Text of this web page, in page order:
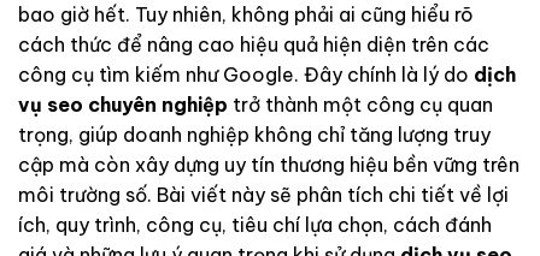
bao giờ hết. Tuy nhiên, không phải ai cũng hiểu rõ
cách thức để nâng cao hiệu quả hiện diện trên các
công cụ tìm kiếm như Google. Đây chính là lý do dịch
vụ seo chuyên nghiệp trở thành một công cụ quan
trọng, giúp doanh nghiệp không chỉ tăng lượng truy
cập mà còn xây dựng uy tín thương hiệu bền vững trên
môi trường số. Bài viết này sẽ phân tích chi tiết về lợi
ích, quy trình, công cụ, tiêu chí lựa chọn, cách đánh